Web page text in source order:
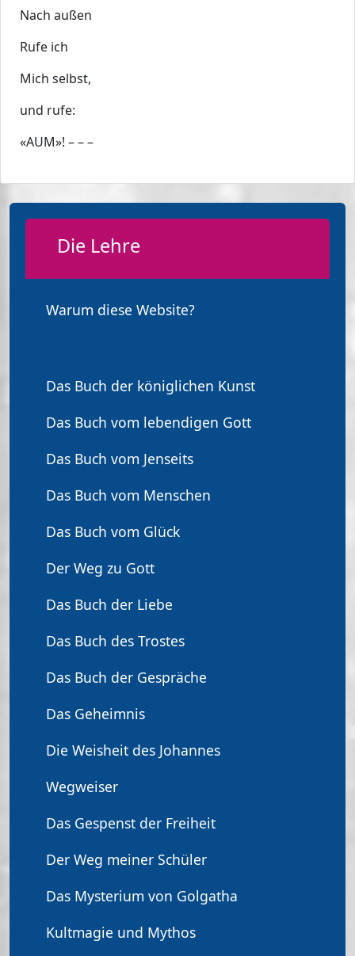
Die Lehre
Warum diese Website?
Das Buch der königlichen Kunst
Das Buch vom lebendigen Gott
Das Buch vom Jenseits
Das Buch vom Menschen
Das Buch vom Glück
Der Weg zu Gott
Das Buch der Liebe
Das Buch des Trostes
Das Buch der Gespräche
Das Geheimnis
Die Weisheit des Johannes
Wegweiser
Das Gespenst der Freiheit
Der Weg meiner Schüler
Das Mysterium von Golgatha
Kultmagie und Mythos
Nach außen
Rufe ich
Mich selbst,
und rufe:
«AUM»! – – –